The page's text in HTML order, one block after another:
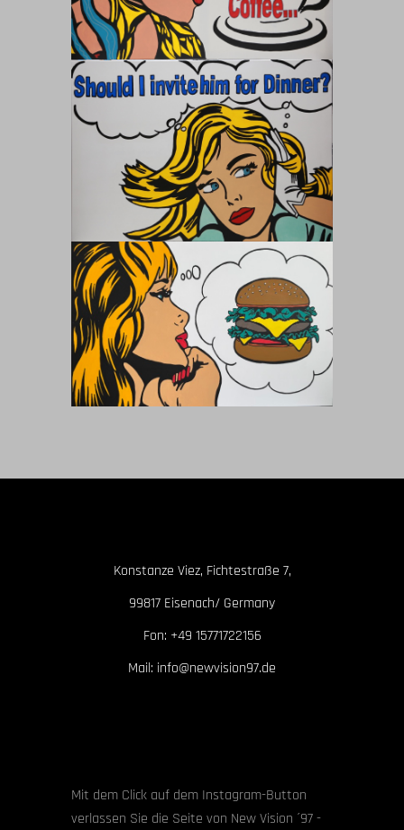
Konstanze Viez, Fichtestraße 7,
99817 Eisenach/ Germany
Fon: +49 15771722156
Mail: info@newvision97.de
Mit dem Click auf dem Instagram-Button
verlassen Sie die Seite von New Vision ´97 -